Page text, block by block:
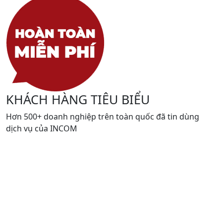
KHÁCH HÀNG TIÊU BIỂU
Hơn 500+ doanh nghiệp trên toàn quốc đã tin dùng
dịch vụ của INCOM